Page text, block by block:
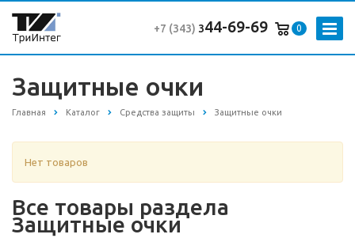
0
+7 (343) 344-69-69
Защитные очки
Главная Каталог Средства защиты Защитные очки
Нет товаров
Все товары раздела
Защитные очки